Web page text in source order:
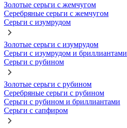
Золотые серьги с жемчугом
Серебряные серьги с жемчугом
Серьги с изумрудом
Золотые серьги с изумрудом
Серьги с изумрудом и бриллиантами
Серьги с рубином
Золотые серьги с рубином
Серебряные серьги с рубином
Серьги с рубином и бриллиантами
Серьги с сапфиром